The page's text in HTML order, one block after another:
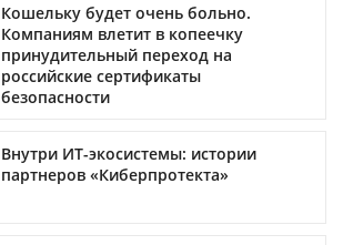
Кошельку будет очень больно.
Компаниям влетит в копеечку
принудительный переход на
российские сертификаты
безопасности
Внутри ИТ-экосистемы: истории
партнеров «Киберпротекта»